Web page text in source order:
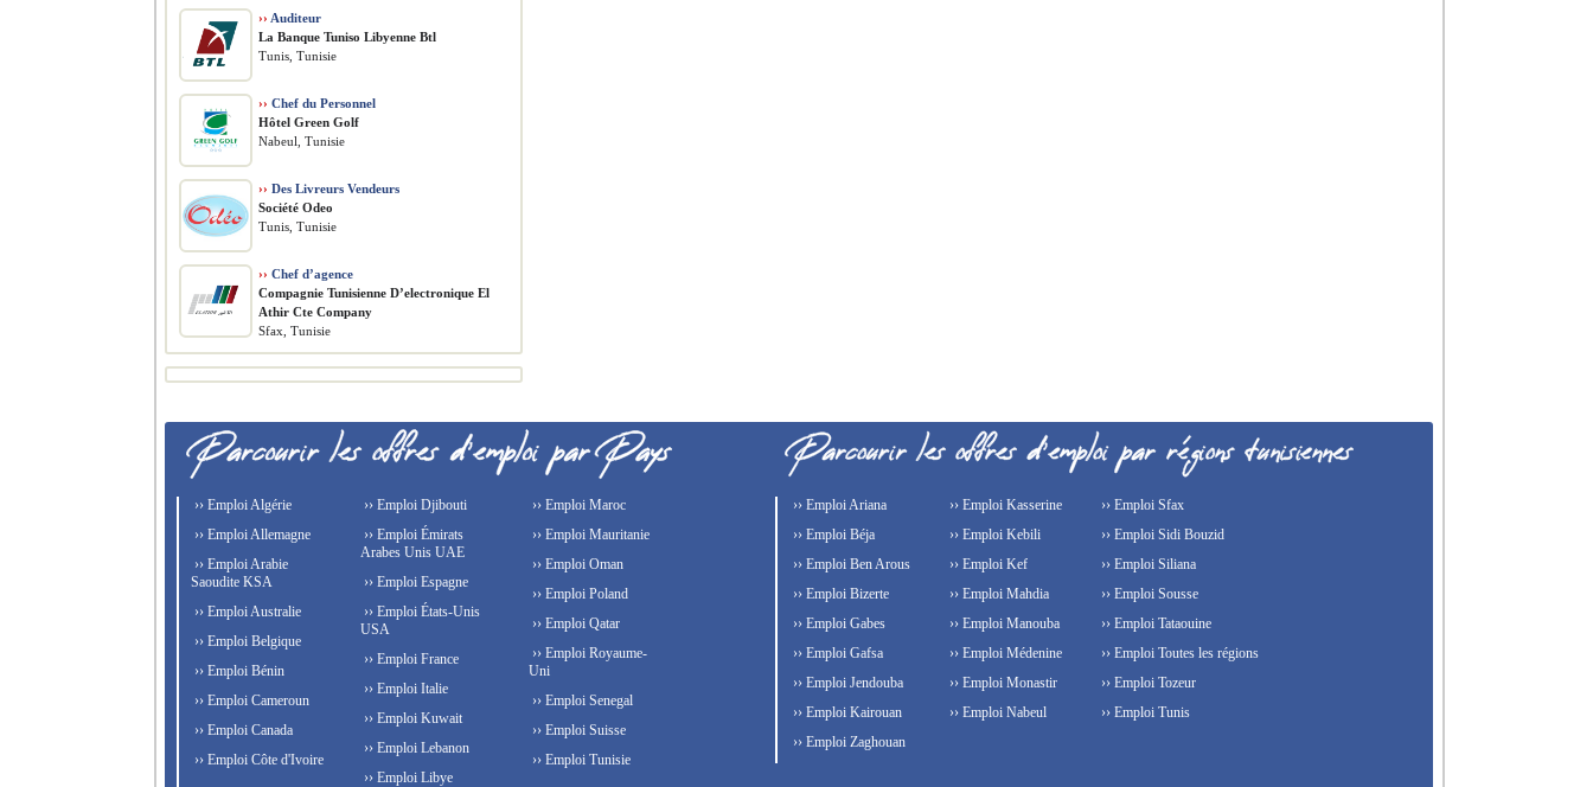
›› Auditeur
La Banque Tuniso Libyenne Btl
Tunis, Tunisie
›› Chef du Personnel
Hôtel Green Golf
Nabeul, Tunisie
›› Des Livreurs Vendeurs
Société Odeo
Tunis, Tunisie
›› Chef d’agence
Compagnie Tunisienne D’electronique El
Athir Cte Company
Sfax, Tunisie
›› Emploi Algérie
›› Emploi Allemagne
›› Emploi Arabie
Saoudite KSA
›› Emploi Australie
›› Emploi Belgique
›› Emploi Bénin
›› Emploi Cameroun
›› Emploi Canada
›› Emploi Côte d'Ivoire
›› Emploi Djibouti
›› Emploi Émirats
Arabes Unis UAE
›› Emploi Espagne
›› Emploi États-Unis
USA
›› Emploi France
›› Emploi Italie
›› Emploi Kuwait
›› Emploi Lebanon
›› Emploi Libye
›› Emploi Maroc
›› Emploi Mauritanie
›› Emploi Oman
›› Emploi Poland
›› Emploi Qatar
›› Emploi Royaume-
Uni
›› Emploi Senegal
›› Emploi Suisse
›› Emploi Tunisie
›› Emploi Ariana
›› Emploi Béja
›› Emploi Ben Arous
›› Emploi Bizerte
›› Emploi Gabes
›› Emploi Gafsa
›› Emploi Jendouba
›› Emploi Kairouan
›› Emploi Kasserine
›› Emploi Kebili
›› Emploi Kef
›› Emploi Mahdia
›› Emploi Manouba
›› Emploi Médenine
›› Emploi Monastir
›› Emploi Nabeul
›› Emploi Sfax
›› Emploi Sidi Bouzid
›› Emploi Siliana
›› Emploi Sousse
›› Emploi Tataouine
›› Emploi Toutes les régions
›› Emploi Tozeur
›› Emploi Tunis
›› Emploi Zaghouan